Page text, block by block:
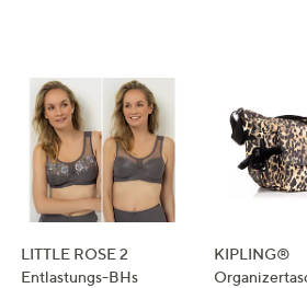
LITTLE ROSE 2
Entlastungs-BHs
KIPLING®